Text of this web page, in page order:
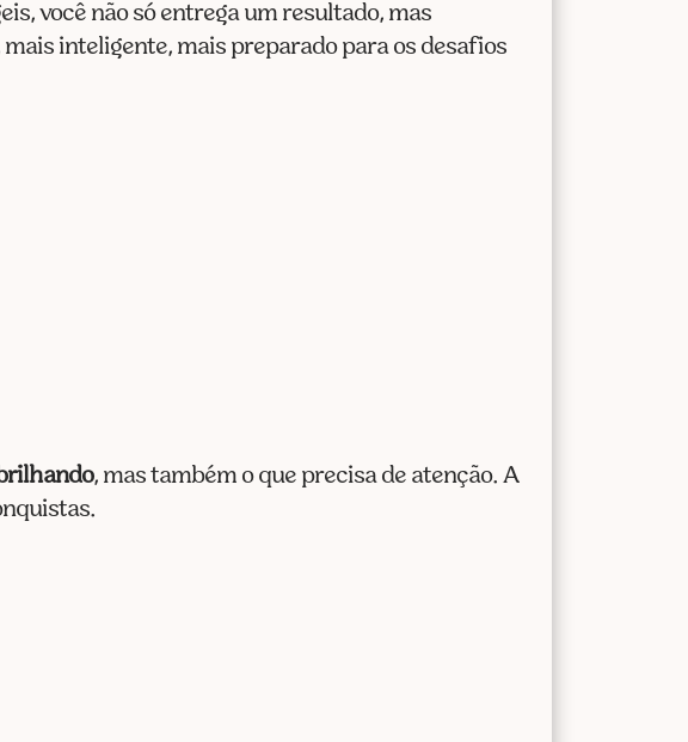
você não só entrega um resultado, mas
inteligente, mais preparado para os desafios
, mas também o que precisa de atenção. A